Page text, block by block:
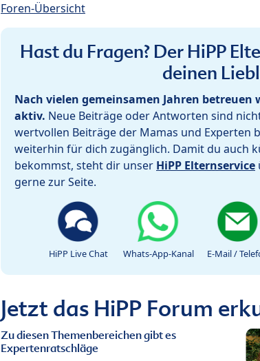
Foren-Übersicht
Hast du Fragen? Der HiPP
deinen
Nach vielen gemeinsamen Jahren
aktiv. Neue Beiträge oder Antworten sind
wertvollen Beiträge der Mamas und Experten
weiterhin für dich zugänglich. Damit du auch
bekommst, steht dir unser HiPP Elternservice
gerne zur Seite.
HiPP Live Chat Whats-App-Kanal E-Mail /
Jetzt das HiPP Forum
Zu diesen Themenbereichen gibt es
Expertenratschläge